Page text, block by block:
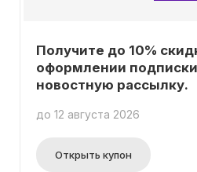
Получите до 10%
оформлении
новостную рассылку.
до 12 августа 2026
Открыть купон